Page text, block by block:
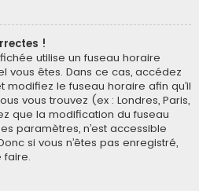
!
utilise un fuseau horaire
vous êtes. Dans ce cas, accédez
modifiez le fuseau horaire afin qu’il
vous trouvez (ex : Londres, Paris,
que la modification du fuseau
paramètres, n’est accessible
si vous n’êtes pas enregistré,
faire.